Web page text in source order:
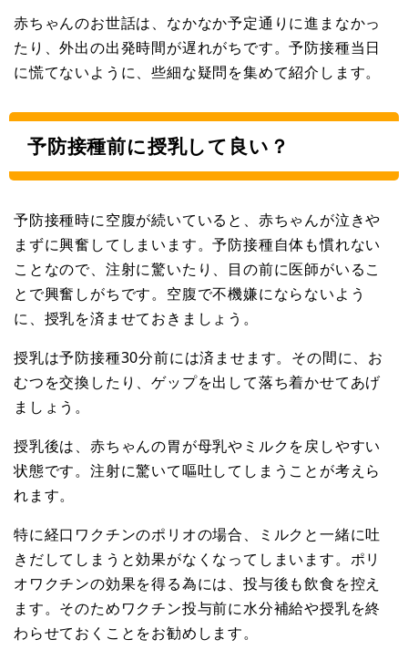
赤ちゃんのお世話は、なかなか予定通りに進まなかっ
たり、外出の出発時間が遅れがちです。予防接種当日
に慌てないように、些細な疑問を集めて紹介します。
予防接種前に授乳して良い？
予防接種時に空腹が続いていると、赤ちゃんが泣きや
まずに興奮してしまいます。予防接種自体も慣れない
ことなので、注射に驚いたり、目の前に医師がいるこ
とで興奮しがちです。空腹で不機嫌にならないよう
に、授乳を済ませておきましょう。
授乳は予防接種30分前には済ませます。その間に、お
むつを交換したり、ゲップを出して落ち着かせてあげ
ましょう。
授乳後は、赤ちゃんの胃が母乳やミルクを戻しやすい
状態です。注射に驚いて嘔吐してしまうことが考えら
れます。
特に経口ワクチンのポリオの場合、ミルクと一緒に吐
きだしてしまうと効果がなくなってしまいます。ポリ
オワクチンの効果を得る為には、投与後も飲食を控え
ます。そのためワクチン投与前に水分補給や授乳を終
わらせておくことをお勧めします。